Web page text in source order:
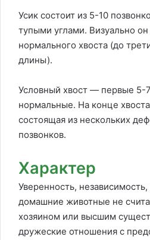
Усик состоит из 5-10
тупыми углами. Визуально
нормального хвоста (до
длины).
Условный хвост — первые 5-
нормальные. На конце хвоста
состоящая из нескольких
позвонков.
Характер
Уверенность,
домашние животные не
хозяином или высшим
дружеские отношения с